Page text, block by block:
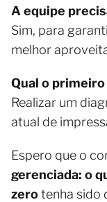
A equipe
Sim, para
melhor
Qual o
Realizar um
atual de
Espero que o
gerenciada: o
zerotenha sido